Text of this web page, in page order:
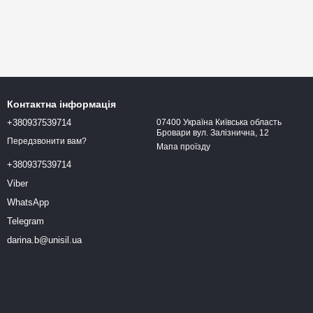
Контактна інформація
+380937539714
Передзвонити вам?
+380937539714
Viber
WhatsApp
Telegram
darina.b@unisil.ua
07400 Україна Київська область
Бровари вул. Залізнична, 12
Мапа проїзду